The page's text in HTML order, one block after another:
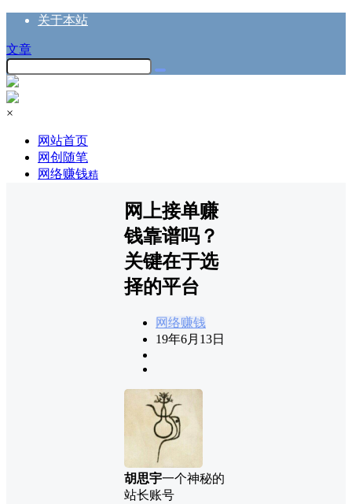
关于本站
文章
×
网站首页
网创随笔
网络赚钱精
网上接单赚
钱靠谱吗？
关键在于选
择的平台
网络赚钱
19年6月13日
胡思宇一个神秘的
站长账号